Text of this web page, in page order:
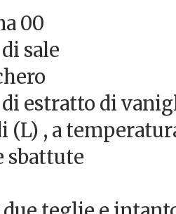
00
sale
estratto di
(L) , a
sbattute